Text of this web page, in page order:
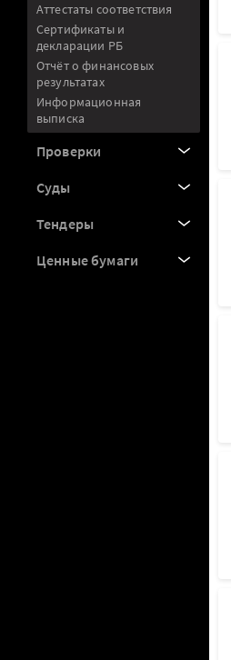
Аттестаты соответствия
Сертификаты и
декларации РБ
Отчёт о финансовых
результатах
Информационная
выписка
Проверки
Суды
Тендеры
Ценные бумаги